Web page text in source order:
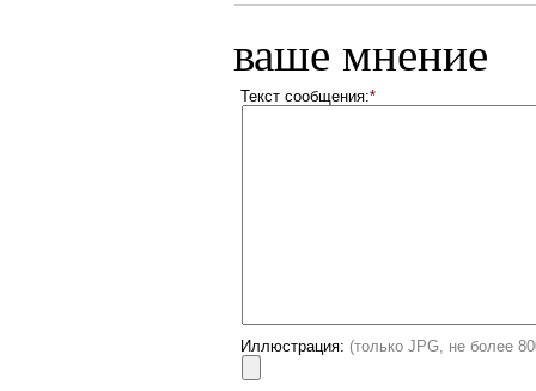
ваше мнение
Текст сообщения:*
Иллюстрация: (только JPG, не более